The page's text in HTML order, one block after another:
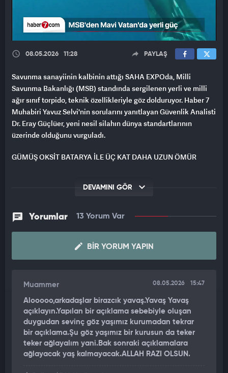
08.05.2026 11:28 PAYLAŞ
Savunma sanayiinin kalbinin attığı SAHA EXPOda, Milli
Savunma Bakanlığı (MSB) standında sergilenen yerli ve milli
ağır sınıf torpido, teknik özellikleriyle göz dolduruyor. Haber 7
Muhabiri Yavuz Selvi'nin sorularını yanıtlayan Güvenlik Analisti
Dr. Eray Güçlüer, yeni nesil silahın dünya standartlarının
üzerinde olduğunu vurguladı.
GÜMÜŞ OKSİT BATARYA İLE ÜÇ KAT DAHA UZUN ÖMÜR
Güçlüer, cihazı rakiplerinden ayıran en önemli unsurlardan
tane teknik özelliği var. Bir kere bu bir denizaltımızdan atılıyor.
Tamamen yerli ve milli ağır sınıf torpido. Fakat dünyada bunu
Gümüş oksit bataryalar, normal kullanılan lityum bataryaların
üç katı ömrüne sahip. Bu sayede çok daha uzun ömürlü oluyor"
Silahın su altındaki süratine dikkat çeken Güçlüer, torpidonun
hız kapasitesinin şaşırtıcı boyutlarda olduğunu ifade etti.
Suyun direncine rağmen yüksek performans sergilendiğini
belirten Güçlüer, "Kendi sınıfında dünyada en hızlı torpido. Su
DEVAMINI GÖR
Yorumlar 13 Yorum Var
BIR YORUM YAPIN
Muammer 08.05.2026 15:47
Alooooo,arkadaşlar birazcık yavaş.Yavaş Yavaş
açıklayın.Yapılan bir açıklama sebebiyle oluşan
duygudan sevinç göz yaşımız kurumadan tekrar
bir açıklama.Şu göz yaşımız bir kurusun da teker
teker ağlayalım yani.Bak sonraki açıklamalara
ağlayacak yaş kalmayacak.ALLAH RAZI OLSUN.